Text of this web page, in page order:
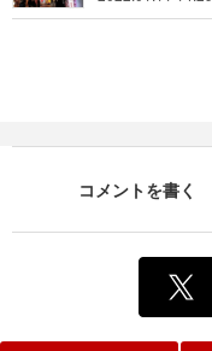
コメントを書く